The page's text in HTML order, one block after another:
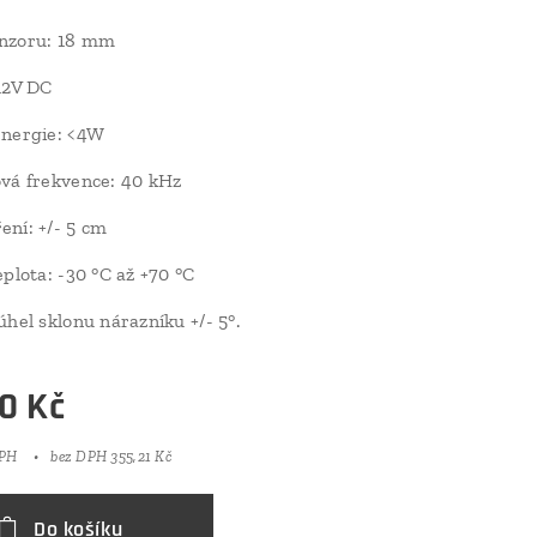
18 mm
DC
<4W
frekvence: 40 kHz
+/- 5 cm
-30 °C až +70 °C
sklonu nárazníku +/- 5°.
Kč
bez DPH 355,21 Kč
Do košíku